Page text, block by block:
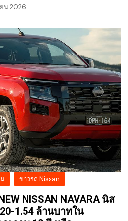
น 2026
ข่าวรถ Nissan
NISSAN NAVARA นิส
1.54 ล้านบาทใน